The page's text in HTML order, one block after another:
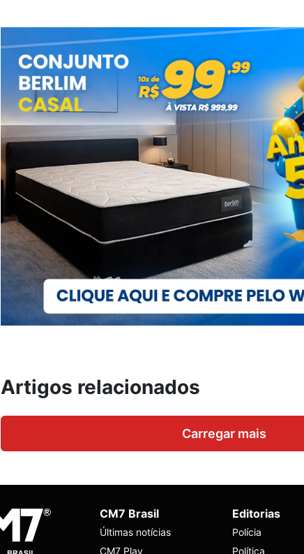
Artigos relacionados
Carregar mais
CM7 Brasil
Últimas notícias
CM7 Play
Editorias
Polícia
Política